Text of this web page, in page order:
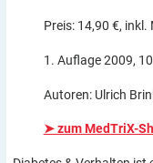
Preis: 14,90 €,
1. Auflage 2009,
Autoren: Ulrich
➤ zum MedTriX-